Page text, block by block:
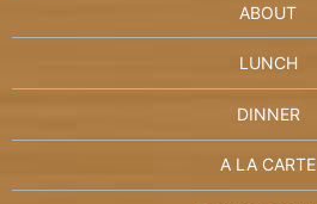
ABOUT
LUNCH
DINNER
A LA CARTE